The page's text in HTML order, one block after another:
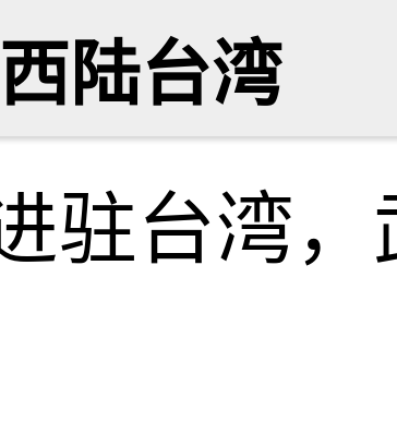
西陆台湾
驻台湾